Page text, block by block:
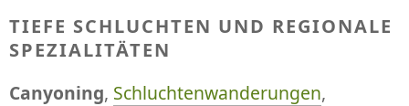
TIEFE SCHLUCHTEN UND REGIONALE
SPEZIALITÄTEN
Canyoning, Schluchtenwanderungen,